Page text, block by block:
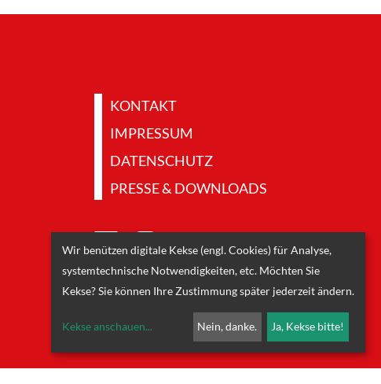
KONTAKT
IMPRESSUM
DATENSCHUTZ
PRESSE & DOWNLOADS
Wir benützen digitale Kekse (engl. Cookies) für Analyse,
systemtechnische Notwendigkeiten, etc. Möchten Sie
Kekse? Sie können Ihre Zustimmung später jederzeit ändern.
Kekse anschauen... Nein, danke. Ja, Kekse bitte!